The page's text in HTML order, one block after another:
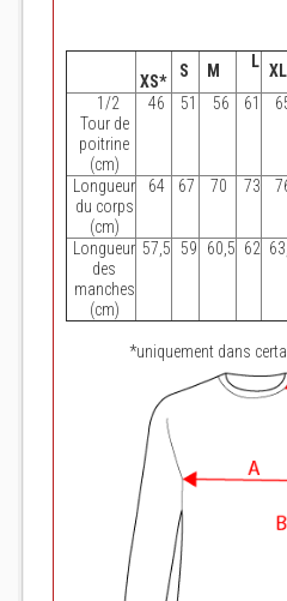
XS*
S M L XL
1/2
Tour de
poitrine
(cm)
46 51 56 61
Longueur
du corps
(cm)
64 67 70 73
Longueur
des
manches
(cm)
57,5 59 60,5 62
*uniquement dans